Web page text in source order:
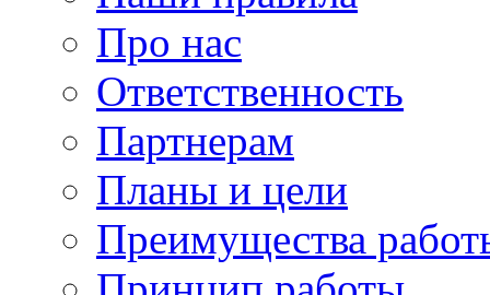
Про нас
Ответственность
Партнерам
Планы и цели
Преимущества